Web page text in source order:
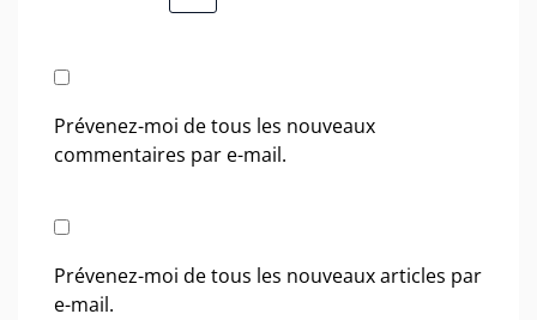
Prévenez-moi de tous les nouveaux
commentaires par e-mail.
Prévenez-moi de tous les nouveaux articles par
e-mail.